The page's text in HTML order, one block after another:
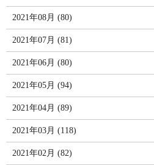
2021年08月 (80)
2021年07月 (81)
2021年06月 (80)
2021年05月 (94)
2021年04月 (89)
2021年03月 (118)
2021年02月 (82)